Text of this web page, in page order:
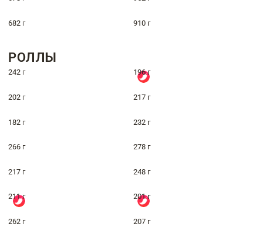
682 г 910 г
РОЛЛЫ
242 г 196 г
202 г 217 г
182 г 232 г
266 г 278 г
217 г 248 г
211 г 201 г
262 г 207 г